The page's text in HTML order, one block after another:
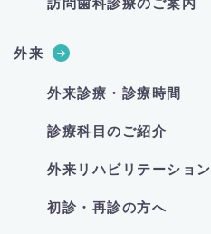
訪問歯科診療のご案内
外来
外来診療・診療時間
診療科目のご紹介
外来リハビリテーション
初診・再診の方へ